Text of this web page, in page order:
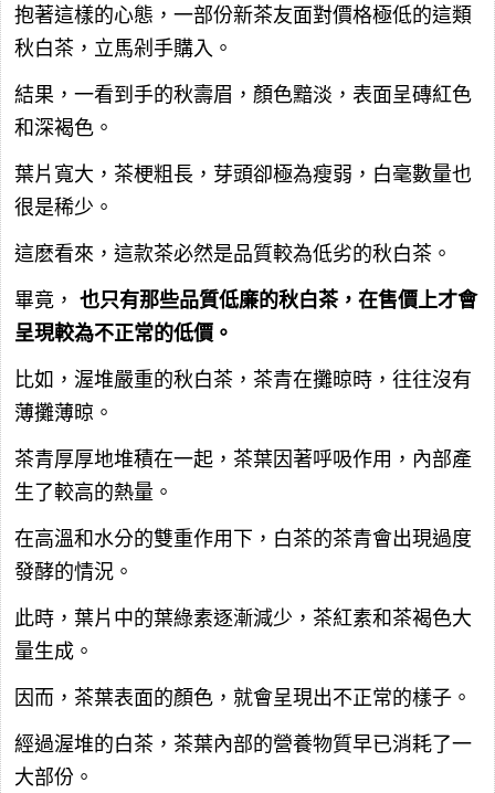
抱著這樣的心態，一部份新茶友面對價格極低的這類
秋白茶，立馬剁手購入。
結果，一看到手的秋壽眉，顏色黯淡，表面呈磚紅色
和深褐色。
葉片寬大，茶梗粗長，芽頭卻極為瘦弱，白毫數量也
很是稀少。
這麽看來，這款茶必然是品質較為低劣的秋白茶。
畢竟， 也只有那些品質低廉的秋白茶，在售價上才會
呈現較為不正常的低價。
比如，渥堆嚴重的秋白茶，茶青在攤晾時，往往沒有
薄攤薄晾。
茶青厚厚地堆積在一起，茶葉因著呼吸作用，內部產
生了較高的熱量。
在高溫和水分的雙重作用下，白茶的茶青會出現過度
發酵的情況。
此時，葉片中的葉綠素逐漸減少，茶紅素和茶褐色大
量生成。
因而，茶葉表面的顏色，就會呈現出不正常的樣子。
經過渥堆的白茶，茶葉內部的營養物質早已消耗了一
大部份。